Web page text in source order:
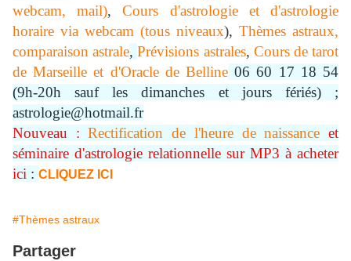
webcam, mail),Cours d'astrologie et d'astrologie
horaire via webcam (tous niveaux), Thèmes astraux,
comparaison astrale,Prévisions astrales, Cours de tarot
de Marseille et d'Oracle de Belline 06 60 17 18 54
(9h-20h sauf les dimanches et jours fériés) ;
astrologie@hotmail.fr
Nouveau :Rectification de l'heure de naissance et
séminaire d'astrologie relationnelle sur MP3 à acheter
ici : CLIQUEZ ICI
#Thèmes astraux
Partager